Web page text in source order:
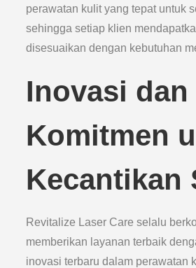
perawatan kulit yang tepat untuk
sehingga setiap klien
disesuaikan dengan kebutuhan
Inovasi dan
Komitmen
Kecantikan
Revitalize Laser Care selalu
memberikan layanan terbaik
inovasi terbaru dalam perawatan